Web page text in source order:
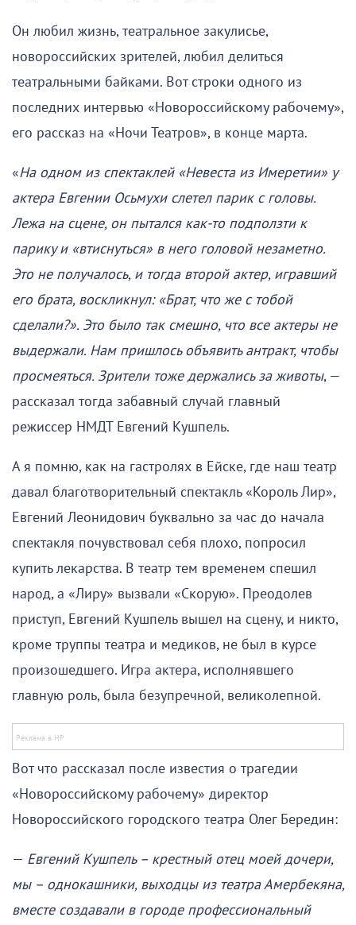
Он любил жизнь, театральное закулисье,
новороссийских зрителей, любил делиться
театральными байками. Вот строки одного из
последних интервью «Новороссийскому рабочему»,
его рассказ на «Ночи Театров», в конце марта.
«На одном из спектаклей «Невеста из Имеретии» у
актера Евгении Осьмухи слетел парик с головы.
Лежа на сцене, он пытался как-то подползти к
парику и «втиснуться» в него головой незаметно.
Это не получалось, и тогда второй актер, игравший
его брата, воскликнул: «Брат, что же с тобой
сделали?». Это было так смешно, что все актеры не
выдержали. Нам пришлось объявить антракт, чтобы
просмеяться. Зрители тоже держались за животы, —
рассказал тогда забавный случай главный
режиссер НМДТ Евгений Кушпель.
А я помню, как на гастролях в Ейске, где наш театр
давал благотворительный спектакль «Король Лир»,
Евгений Леонидович буквально за час до начала
спектакля почувствовал себя плохо, попросил
купить лекарства. В театр тем временем спешил
народ, а «Лиру» вызвали «Скорую». Преодолев
приступ, Евгений Кушпель вышел на сцену, и никто,
кроме труппы театра и медиков, не был в курсе
произошедшего. Игра актера, исполнявшего
главную роль, была безупречной, великолепной.
Вот что рассказал после известия о трагедии
«Новороссийскому рабочему» директор
Новороссийского городского театра Олег Бередин:
— Евгений Кушпель – крестный отец моей дочери,
мы – однокашники, выходцы из театра Амербекяна,
вместе создавали в городе профессиональный